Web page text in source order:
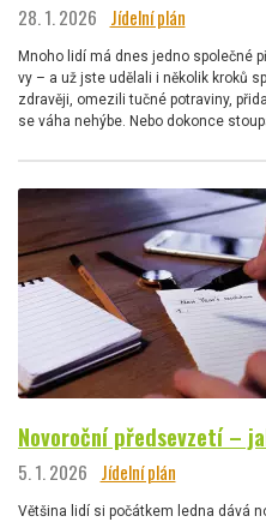
28. 1. 2026 Jídelní plán
Mnoho lidí má dnes jedno společné
vy – a už jste udělali i několik kroků
zdravěji, omezili tučné potraviny,
se váha nehýbe. Nebo dokonce
Novoroční předsevzetí –
5. 1. 2026 Jídelní plán
Většina lidí si počátkem ledna dává